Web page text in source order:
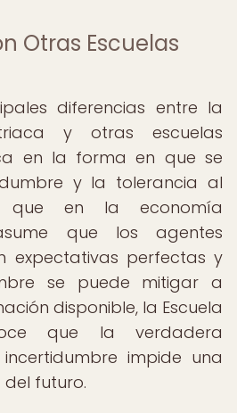
Otras Escuelas
diferencias entre la
y otras escuelas
en la forma en que se
y la tolerancia al
que en la economía
que los agentes
expectativas perfectas y
se puede mitigar a
disponible, la Escuela
que la verdadera
impide una
futuro.